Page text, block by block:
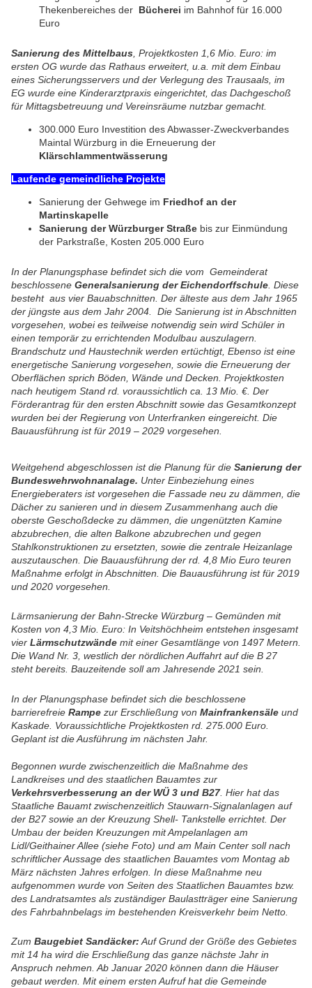
Thekenbereiches der Bücherei im Bahnhof für 16.000
Euro
Sanierung des Mittelbaus , Projektkosten 1,6 Mio. Euro: im
ersten OG wurde das Rathaus erweitert, u.a. mit dem Einbau
eines Sicherungsservers und der Verlegung des Trausaals, im
EG wurde eine Kinderarztpraxis eingerichtet, das Dachgeschoß
für Mittagsbetreuung und Vereinsräume nutzbar gemacht.
300.000 Euro Investition des Abwasser-Zweckverbandes
Maintal Würzburg in die Erneuerung der
Klärschlammentwässerung
Laufende gemeindliche Projekte
Sanierung der Gehwege im Friedhof an der
Martinskapelle
Sanierung der Würzburger Straße bis zur Einmündung
der Parkstraße, Kosten 205.000 Euro
In der Planungsphase befindet sich die vom Gemeinderat
beschlossene Generalsanierung der Eichendorffschule . Diese
besteht aus vier Bauabschnitten. Der älteste aus dem Jahr 1965
der jüngste aus dem Jahr 2004. Die Sanierung ist in Abschnitten
vorgesehen, wobei es teilweise notwendig sein wird Schüler in
einen temporär zu errichtenden Modulbau auszulagern.
Brandschutz und Haustechnik werden ertüchtigt, Ebenso ist eine
energetische Sanierung vorgesehen, sowie die Erneuerung der
Oberflächen sprich Böden, Wände und Decken. Projektkosten
nach heutigem Stand rd. voraussichtlich ca. 13 Mio. €. Der
Förderantrag für den ersten Abschnitt sowie das Gesamtkonzept
wurden bei der Regierung von Unterfranken eingereicht. Die
Bauausführung ist für 2019 – 2029 vorgesehen.
Weitgehend abgeschlossen ist die Planung für die Sanierung der
Bundeswehrwohnanalage. Unter Einbeziehung eines
Energieberaters ist vorgesehen die Fassade neu zu dämmen, die
Dächer zu sanieren und in diesem Zusammenhang auch die
oberste Geschoßdecke zu dämmen, die ungenützten Kamine
abzubrechen, die alten Balkone abzubrechen und gegen
Stahlkonstruktionen zu ersetzten, sowie die zentrale Heizanlage
auszutauschen. Die Bauausführung der rd. 4,8 Mio Euro teuren
Maßnahme erfolgt in Abschnitten. Die Bauausführung ist für 2019
und 2020 vorgesehen.
Lärmsanierung der Bahn-Strecke Würzburg – Gemünden mit
Kosten von 4,3 Mio. Euro: In Veitshöchheim entstehen insgesamt
vier Lärmschutzwände mit einer Gesamtlänge von 1497 Metern.
Die Wand Nr. 3, westlich der nördlichen Auffahrt auf die B 27
steht bereits. Bauzeitende soll am Jahresende 2021 sein.
In der Planungsphase befindet sich die beschlossene
barrierefreie Rampe zur Erschließung von Mainfrankensäle und
Kaskade. Voraussichtliche Projektkosten rd. 275.000 Euro.
Geplant ist die Ausführung im nächsten Jahr.
Begonnen wurde zwischenzeitlich die Maßnahme des
Landkreises und des staatlichen Bauamtes zur
Verkehrsverbesserung an der WÜ 3 und B27. Hier hat das
Staatliche Bauamt zwischenzeitlich Stauwarn-Signalanlagen auf
der B27 sowie an der Kreuzung Shell- Tankstelle errichtet. Der
Umbau der beiden Kreuzungen mit Ampelanlagen am
Lidl/Geithainer Allee (siehe Foto) und am Main Center soll nach
schriftlicher Aussage des staatlichen Bauamtes vom Montag ab
März nächsten Jahres erfolgen. In diese Maßnahme neu
aufgenommen wurde von Seiten des Staatlichen Bauamtes bzw.
des Landratsamtes als zuständiger Baulastträger eine Sanierung
des Fahrbahnbelags im bestehenden Kreisverkehr beim Netto.
Zum Baugebiet Sandäcker: Auf Grund der Größe des Gebietes
mit 14 ha wird die Erschließung das ganze nächste Jahr in
Anspruch nehmen. Ab Januar 2020 können dann die Häuser
gebaut werden. Mit einem ersten Aufruf hat die Gemeinde